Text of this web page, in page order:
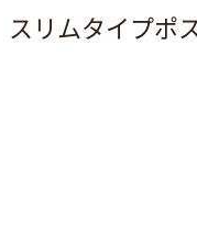
ムタイプポス